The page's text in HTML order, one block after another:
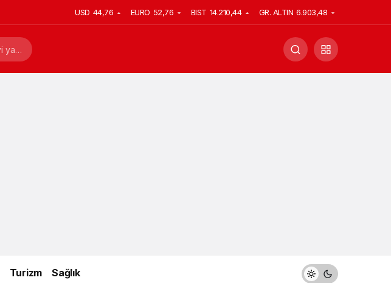
USD 44,76 EURO 52,76 BIST 14.210,44 GR. ALTIN 6.903,48
Turizm Sağlık